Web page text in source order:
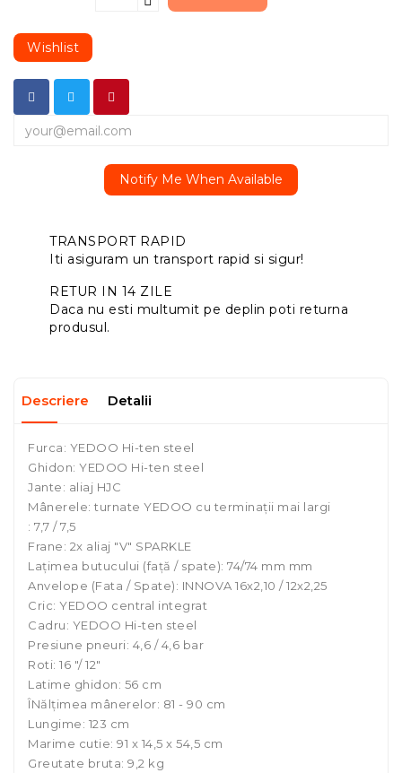
Wishlist
Notify Me When Available
TRANSPORT RAPID
Iti asiguram un transport rapid si sigur!
RETUR IN 14 ZILE
Daca nu esti multumit pe deplin poti returna
produsul.
Descriere Detalii
Furca: YEDOO Hi-ten steel
Ghidon: YEDOO Hi-ten steel
Jante: aliaj HJC
Mânerele: turnate YEDOO cu terminații mai largi
: 7,7 / 7,5
Frane: 2x aliaj "V" SPARKLE
Lațimea butucului (față / spate): 74/74 mm mm
Anvelope (Fata / Spate): INNOVA 16x2,10 / 12x2,25
Cric: YEDOO central integrat
Cadru: YEDOO Hi-ten steel
Presiune pneuri: 4,6 / 4,6 bar
Roti: 16 "/ 12"
Latime ghidon: 56 cm
ÎNălțimea mânerelor: 81 - 90 cm
Lungime: 123 cm
Marime cutie: 91 x 14,5 x 54,5 cm
Greutate bruta: 9,2 kg